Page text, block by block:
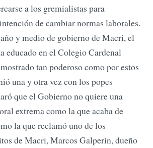
a los gremialistas para
de cambiar normas laborales.
y medio de gobierno de Macri, el
educado en el Colegio Cardenal
tan poderoso como por estos
una y otra vez con los popes
que el Gobierno no quiere una
extrema como la que acaba de
la que reclamó uno de los
de Macri, Marcos Galperin, dueño